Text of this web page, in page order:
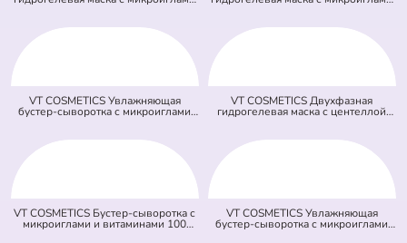
(оранжевая) (33 гр + 1,5 гр) зеленая) (33 гр + 1,5 гр)
VT COSMETICS Увлажняющая
бустер-сыворотка с микроиглами
VT COSMETICS Двухфазная
гидрогелевая маска с центеллой
гр)
VT COSMETICS Бустер-сыворотка с
микроиглами и витаминами 100
Vita-Light Reedle Shot (оранжевая)
VT COSMETICS Увлажняющая
бустер-сыворотка с микроиглами
300 Hydrop Reedle Shot (голубая)